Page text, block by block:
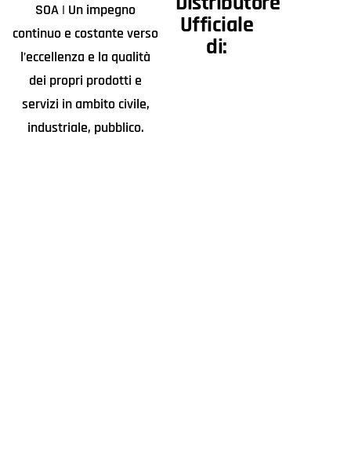
SOA | Un impegno
continuo e costante verso
l’eccellenza e la qualità
dei propri prodotti e
servizi in ambito civile,
industriale, pubblico.
Ufficiale
di: